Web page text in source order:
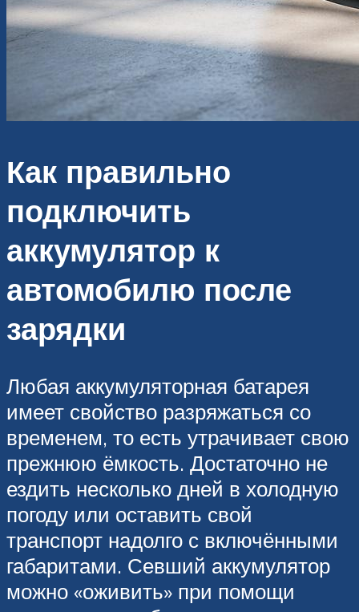
Как правильно
подключить
аккумулятор к
автомобилю после
зарядки
Любая аккумуляторная батарея
имеет свойство разряжаться со
временем, то есть утрачивает свою
прежнюю ёмкость. Достаточно не
ездить несколько дней в холодную
погоду или оставить свой
транспорт надолго с включёнными
габаритами. Севший аккумулятор
можно «оживить» при помощи